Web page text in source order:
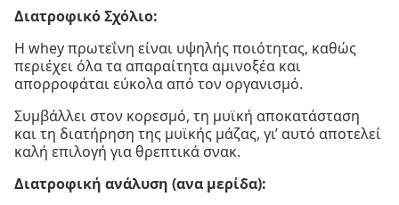
Διατροφικό Σχόλιο:
Η whey πρωτεΐνη είναι υψηλής ποιότητας, καθώς
περιέχει όλα τα απαραίτητα αμινοξέα και
απορροφάται εύκολα από τον οργανισμό.
Συμβάλλει στον κορεσμό, τη μυϊκή αποκατάσταση
και τη διατήρηση της μυϊκής μάζας, γι’ αυτό αποτελεί
καλή επιλογή για θρεπτικά σνακ.
Διατροφική ανάλυση (ανα μερίδα):